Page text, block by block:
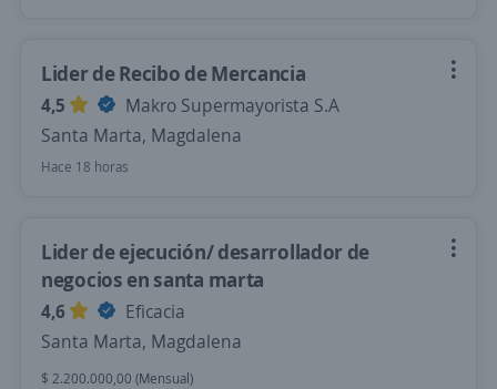
Lider de Recibo de Mercancia
4,5
Makro Supermayorista S.A
Santa Marta, Magdalena
Hace 18 horas
Lider de ejecución/ desarrollador de
negocios en santa marta
4,6
Eficacia
Santa Marta, Magdalena
$ 2.200.000,00 (Mensual)